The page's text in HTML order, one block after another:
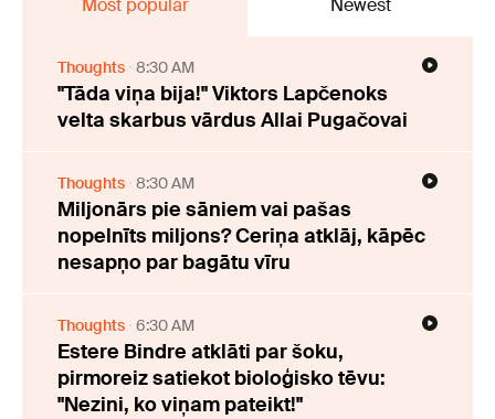
Thoughts 8:30 AM
"Tāda viņa bija!" Viktors Lapčenoks
velta skarbus vārdus Allai Pugačovai
Thoughts 8:30 AM
Miljonārs pie sāniem vai pašas
nopelnīts miljons? Ceriņa atklāj, kāpēc
nesapņo par bagātu vīru
Thoughts 6:30 AM
Estere Bindre atklāti par šoku,
pirmoreiz satiekot bioloģisko tēvu:
"Nezini, ko viņam pateikt!"